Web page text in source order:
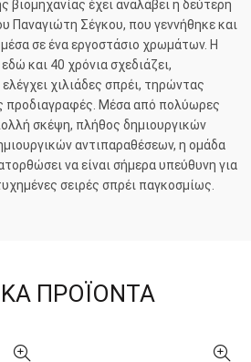
βιομηχανίας έχει αναλάβει η δεύτερη
Παναγιώτη Σέγκου, που γεννήθηκε και
σε ένα εργοστάσιο χρωμάτων. Η
και 40 χρόνια σχεδιάζει,
χιλιάδες σπρέι, τηρώντας
προδιαγραφές. Μέσα από πολύωρες
σκέψη, πλήθος δημιουργικών
αντιπαραθέσεων, η ομάδα
να είναι σήμερα υπεύθυνη για
σειρές σπρέι παγκοσμίως.
ΠΡΟΪΌΝΤΑ